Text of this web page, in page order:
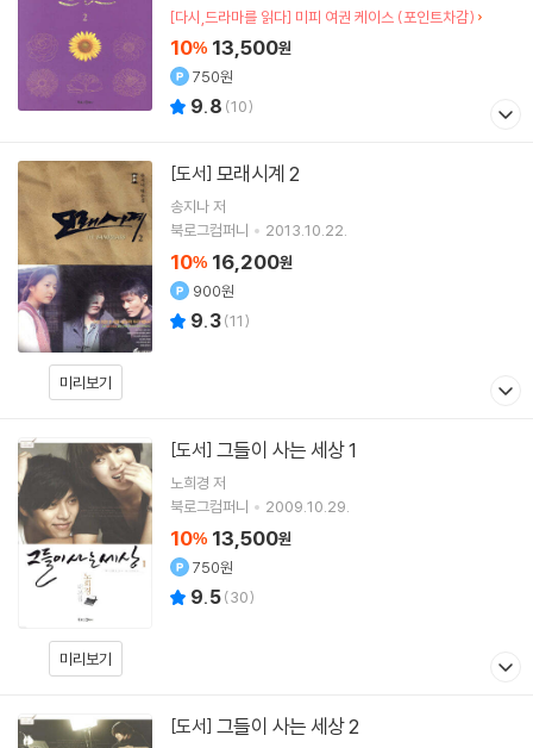
[다시,드라마를 읽다] 미피 여권 케이스 (포인트차감)
10% 13,500원
750원
9.8 (10)
미리보기
[도서] 모래시계 2
송지나저
북로그컴퍼니
2013.10.22.
10% 16,200원
900원
9.3(11)
미리보기
[도서] 그들이 사는 세상 1
노희경 저
북로그컴퍼니
2009.10.29.
10% 13,500원
750원
9.5(30)
[도서] 그들이 사는 세상 2